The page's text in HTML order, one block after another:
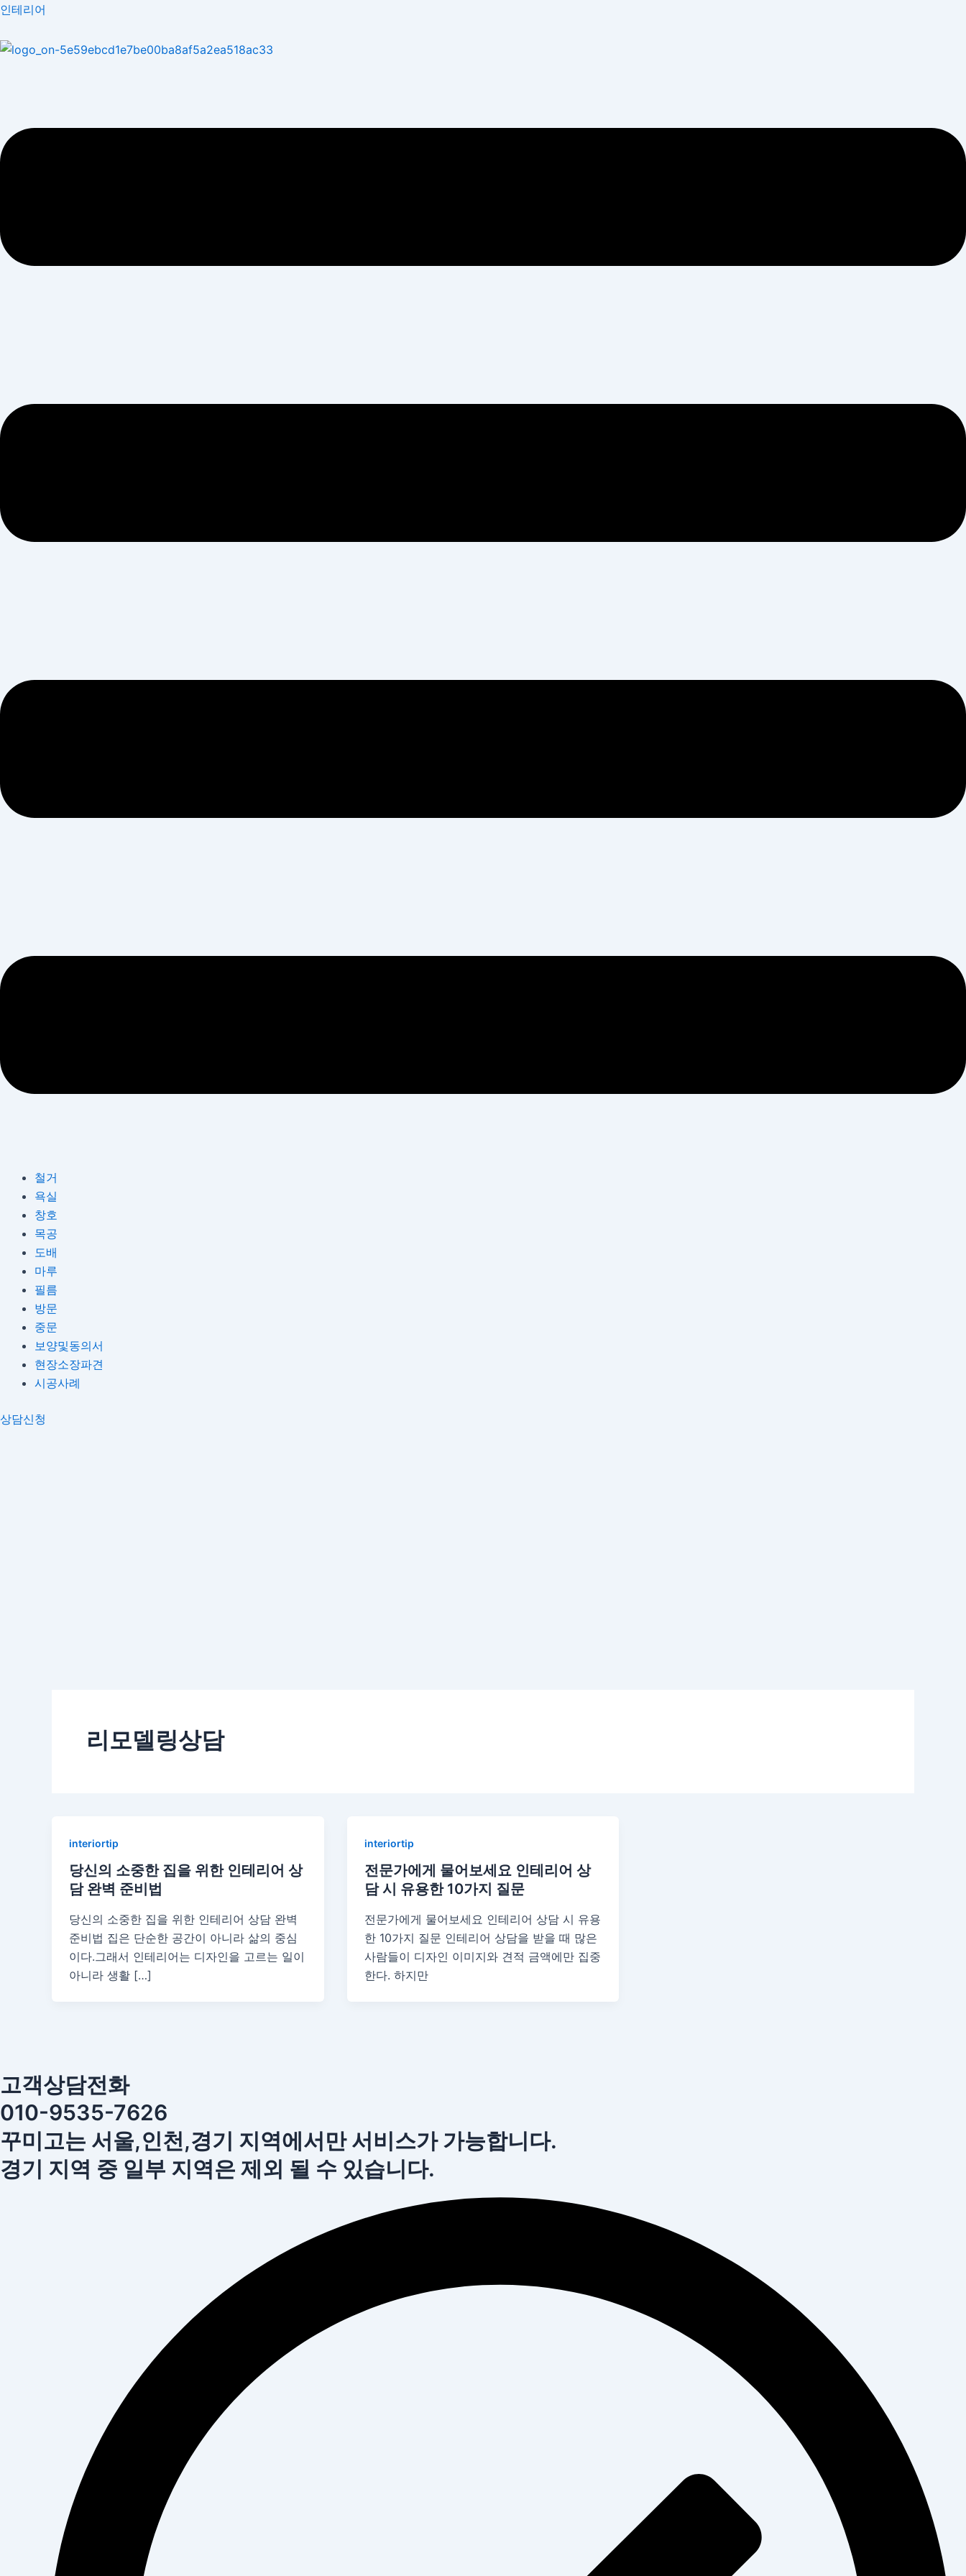
콘
츠
기
인테리어
Menu
철거
욕실
창호
목공
도배
마루
필름
방문
중문
보양및동의서
현장소장파견
시공사례
상담신청
리모델링상담
interiortip
당신의 소중한 집을 위한 인테리어 상
담 완벽 준비법
당신의 소중한 집을 위한 인테리어 상담 완벽
준비법 집은 단순한 공간이 아니라 삶의 중심
이다.그래서 인테리어는 디자인을 고르는 일이
아니라 생활 […]
interiortip
전문가에게 물어보세요 인테리어 상
담 시 유용한 10가지 질문
전문가에게 물어보세요 인테리어 상담 시 유용
한 10가지 질문 인테리어 상담을 받을 때 많은
사람들이 디자인 이미지와 견적 금액에만 집중
한다. 하지만
고객상담전화
010-9535-7626
꾸미고는 서울,인천,경기 지역에서만 서비스가 가능합니다.
경기 지역 중 일부 지역은 제외 될 수 있습니다.